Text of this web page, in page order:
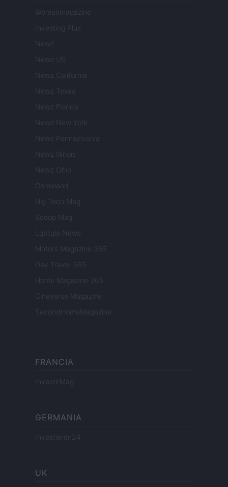
Womanmagazine
Investing Plus
Newz
Newz US
Newz California
Newz Texas
Newz Florida
Newz New York
Newz Pennsylvania
Newz Illinois
Newz Ohio
Gameland
Hig Tech Mag
Scoop Mag
Lgbtqia News
Motors Magazine 365
Day Travel 365
Home Magazine 365
Cineverse Magazine
SecondHomeMagazine
FRANCIA
InvestirMag
GERMANIA
Investieren24
UK